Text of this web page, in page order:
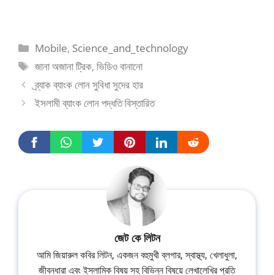
Mobile, Science_and_technology
জানা অজানা ট্রিক,ভিডিও বানানো
ব্র্যাক ব্যাংক লোন সুবিধা সুদের হার
ইসলামী ব্যাংক লোন পদ্ধতি বিস্তারিত
জেট কে লিটন
আমি জিয়ারুল কবির লিটন, একজন বহুমুখী ব্লগার, স্বাস্থ্য, খেলাধুলা,
জীবনধারা এবং ইসলামিক বিষয় সহ বিভিন্ন বিষয়ে লেখালেখির প্রতি